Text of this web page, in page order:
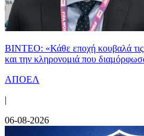
ΒΙΝΤΕΟ: «Κάθε εποχή κουβαλά τις
και την κληρονομιά που
ΑΠΟΕΛ
|
06-08-2026